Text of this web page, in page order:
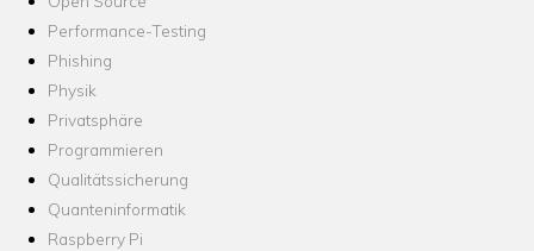
Performance-Testing
Phishing
Physik
Privatsphäre
Programmieren
Qualitätssicherung
Quanteninformatik
Raspberry Pi